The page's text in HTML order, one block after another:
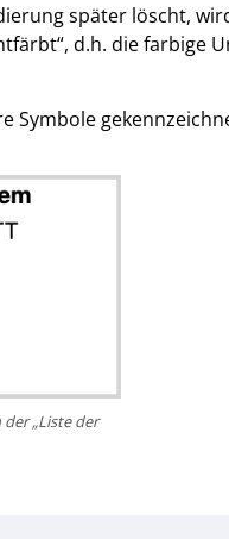
später löscht,
d.h. die farbige
Symbole
„Liste der